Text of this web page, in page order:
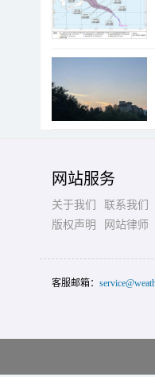
网站服务
关于我们 联系我们
版权声明
网站律师
客服邮箱：